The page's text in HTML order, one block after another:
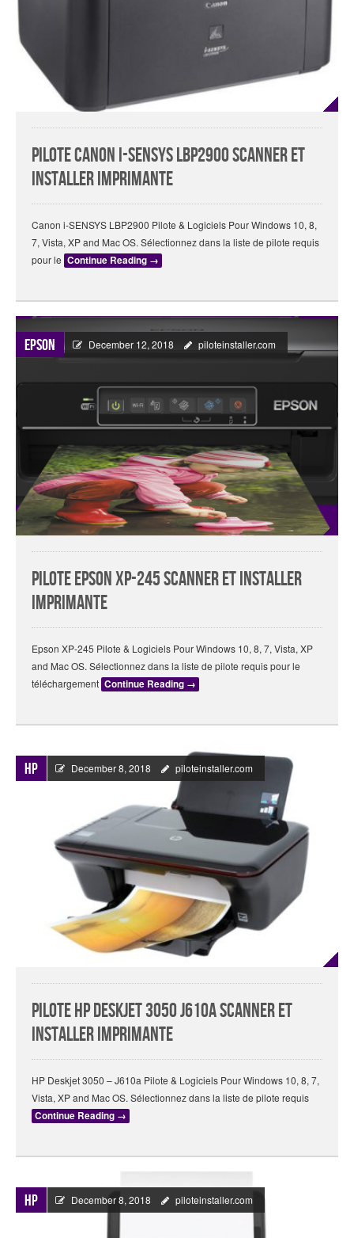
Pilote Canon i-SENSYS LBP2900 Scanner Et
Installer Imprimante
Canon i-SENSYS LBP2900 Pilote & Logiciels Pour Windows 10, 8,
7, Vista, XP and Mac OS. Sélectionnez dans la liste de pilote requis
pour le Continue Reading →
Epson December 12, 2018 piloteinstaller.com
Pilote Epson XP-245 Scanner Et Installer
Imprimante
Epson XP-245 Pilote & Logiciels Pour Windows 10, 8, 7, Vista, XP
and Mac OS. Sélectionnez dans la liste de pilote requis pour le
téléchargement Continue Reading →
HP December 8, 2018 piloteinstaller.com
Pilote HP Deskjet 3050 J610a Scanner Et
Installer Imprimante
HP Deskjet 3050 – J610a Pilote & Logiciels Pour Windows 10, 8, 7,
Vista, XP and Mac OS. Sélectionnez dans la liste de pilote requis
Continue Reading →
HP December 8, 2018 piloteinstaller.com